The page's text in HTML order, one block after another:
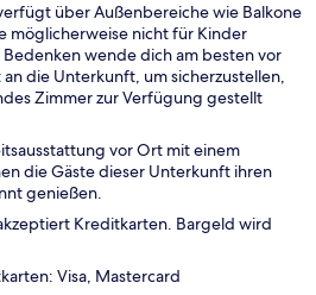
über Außenbereiche wie Balkone
möglicherweise nicht für Kinder
wende dich am besten vor
die Unterkunft, um sicherzustellen,
Zimmer zur Verfügung gestellt
vor Ort mit einem
die Gäste dieser Unterkunft ihren
genießen.
Kreditkarten. Bargeld wird
Visa, Mastercard